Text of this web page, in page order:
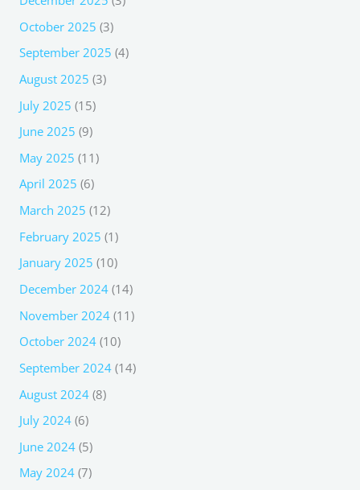
October 2025 (3)
September 2025 (4)
August 2025 (3)
July 2025 (15)
June 2025 (9)
May 2025 (11)
April 2025 (6)
March 2025 (12)
February 2025 (1)
January 2025 (10)
December 2024(14)
November 2024(11)
October 2024(10)
September 2024(14)
August 2024(8)
July 2024(6)
June 2024(5)
May 2024(7)